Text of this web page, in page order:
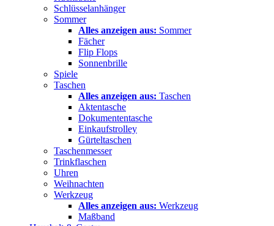
Schlüsselanhänger
Sommer
Alles anzeigen aus: Sommer
Fächer
Flip Flops
Sonnenbrille
Spiele
Taschen
Alles anzeigen aus: Taschen
Aktentasche
Dokumententasche
Einkaufstrolley
Gürteltaschen
Taschenmesser
Trinkflaschen
Uhren
Weihnachten
Werkzeug
Alles anzeigen aus: Werkzeug
Maßband